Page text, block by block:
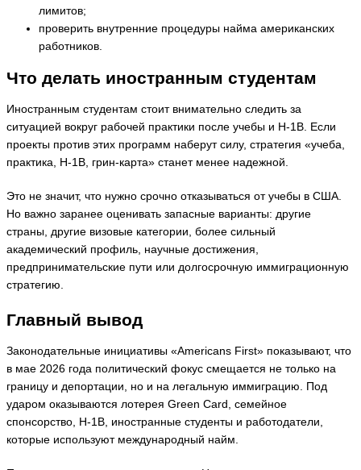
лимитов;
проверить внутренние процедуры найма американских
работников.
Что делать иностранным студентам
Иностранным студентам стоит внимательно следить за
ситуацией вокруг рабочей практики после учебы и H-1B. Если
проекты против этих программ наберут силу, стратегия «учеба,
практика, H-1B, грин-карта» станет менее надежной.
Это не значит, что нужно срочно отказываться от учебы в США.
Но важно заранее оценивать запасные варианты: другие
страны, другие визовые категории, более сильный
академический профиль, научные достижения,
предпринимательские пути или долгосрочную иммиграционную
стратегию.
Главный вывод
Законодательные инициативы «Americans First» показывают, что
в мае 2026 года политический фокус смещается не только на
границу и депортации, но и на легальную иммиграцию. Под
ударом оказываются лотерея Green Card, семейное
спонсорство, H-1B, иностранные студенты и работодатели,
которые используют международный найм.